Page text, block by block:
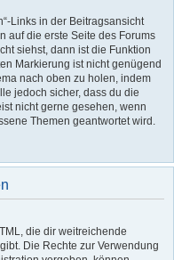
Links in der Beitragsansicht
auf die erste Seite des Forums
siehst, dann ist die Funktion
Markierung ist nicht genügend
nach oben zu holen, indem
jedoch sicher, dass du die
nicht gerne gesehen, wenn
Themen geantwortet wird.
die dir weitreichende
Die Rechte zur Verwendung